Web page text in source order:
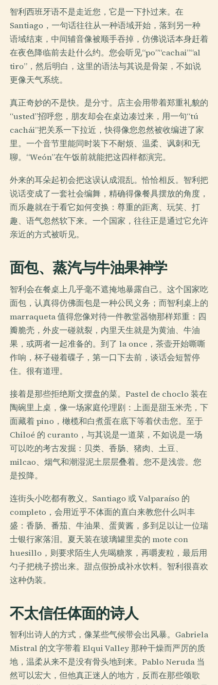
智利西班牙语不是走近您，它是一下扑过来。在
Santiago，一句话往往从一种语域开始，落到另一种
语域结束，中间辅音像被顺手吞掉，仿佛说话本身赶着
在夜色降临前去赴什么约。您会听见“po”“cachai”“al
tiro”，然后明白，这里的语法与其说是骨架，不如说
更像天气系统。
真正奇妙的不是快。是分寸。店主会用带着郑重礼貌的
“usted”招呼您，朋友却会在桌边凑过来，用一句“tú
cachái”把关系一下拉近，快得像您忽然被收编进了家
里。一个音节里能同时装下不耐烦、温柔、讽刺和无
聊。“Weón”在午饭前就能把这四样都演完。
外来的耳朵起初会把这误认成混乱。恰恰相反。智利把
说话变成了一套社会编舞，精确得像餐具摆放的角度，
而乐趣就在于看它如何变换：尊重的距离、玩笑、打
趣、语气忽然软下来。一个国家，往往正是通过它允许
亲近的方式被听见。
面包、蒸汽与牛油果神学
智利会在餐桌上几乎毫不遮掩地暴露自己。这个国家吃
面包，认真得仿佛面包是一种公民义务；而智利桌上的
marraqueta 值得您像对待一件教堂器物那样郑重：四
瓣脆壳，外皮一碰就裂，内里天生就是为黄油、牛油
果，或两者一起准备的。到了 la once，茶壶开始嘶嘶
作响，杯子碰着碟子，第一口下去前，谈话会短暂停
住。很有道理。
接着是那些拒绝斯文摆盘的菜。Pastel de choclo 装在
陶碗里上桌，像一场家庭伦理剧：上面是甜玉米壳，下
面藏着 pino，橄榄和白煮蛋在底下等着伏击您。至于
Chiloé 的 curanto，与其说是一道菜，不如说是一场
可以吃的考古发掘：贝类、香肠、猪肉、土豆、
milcao、烟气和潮湿泥土层层叠着。您不是浅尝。您
是投降。
连街头小吃都有教义。Santiago 或 Valparaíso 的
completo，会用近乎不体面的直白来教您什么叫丰
盛：香肠、番茄、牛油果、蛋黄酱，多到足以让一位瑞
士银行家落泪。夏天装在玻璃罐里卖的 mote con
huesillo，则要求陌生人先喝糖浆，再嚼麦粒，最后用
勺子把桃子捞出来。甜点假扮成补水饮料。智利很喜欢
这种伪装。
不太信任体面的诗人
智利出诗人的方式，像某些气候带会出风暴。Gabriela
Mistral 的文字带着 Elqui Valley 那种干燥而严厉的质
地，温柔从来不是没有骨头地到来。Pablo Neruda 当
然可以宏大，但他真正迷人的地方，反而在那些颂歌